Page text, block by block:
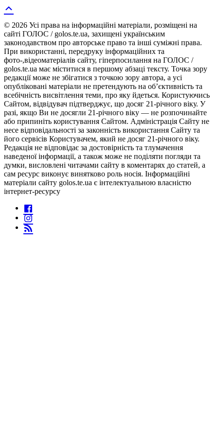
© 2026 Усі права на інформаційні матеріали, розміщені на
сайті ГОЛОС / golos.te.ua, захищені українським
законодавством про авторське право та інші суміжні права.
При використанні, передруку інформаційних та
фото-,відеоматеріалів сайту, гіперпосилання на ГОЛОС /
golos.te.ua має міститися в першому абзаці тексту. Точка зору
редакції може не збігатися з точкою зору автора, а усі
опубліковані матеріали не претендують на об’єктивність та
всебічність висвітлення теми, про яку йдеться. Користуючись
Сайтом, відвідувач підтверджує, що досяг 21-річного віку. У
разі, якщо Ви не досягли 21-річного віку — не розпочинайте
або припиніть користування Сайтом. Адміністрація Сайту не
несе відповідальності за законність використання Сайту та
його сервісів Користувачем, який не досяг 21-річного віку.
Редакція не відповідає за достовірність та тлумачення
наведеної інформації, а також може не поділяти погляди та
думки, висловлені читачами сайту в коментарях до статей, а
сам ресурс виконує винятково роль носія. Інформаційні
матеріали сайту golos.te.ua є інтелектуальною власністю
інтернет-ресурсу